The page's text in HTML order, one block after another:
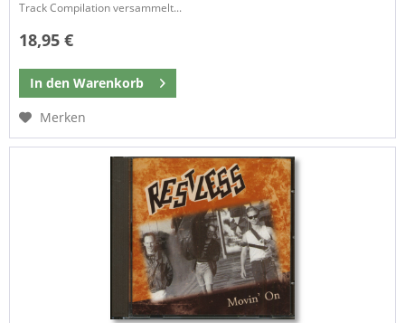
Track Compilation versammelt...
18,95 €
In den Warenkorb
Merken